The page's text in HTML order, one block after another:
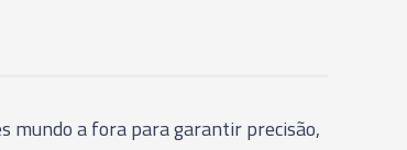
mundo a fora para garantir precisão,